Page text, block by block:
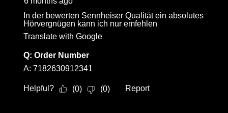
In der bewerten Sennheiser Qualität ein absolutes
Hörvergnügen kann ich nur emfehlen
Translate with Google
Q: Order Number
A: 7182630912341
Helpful? (0) (0) Report